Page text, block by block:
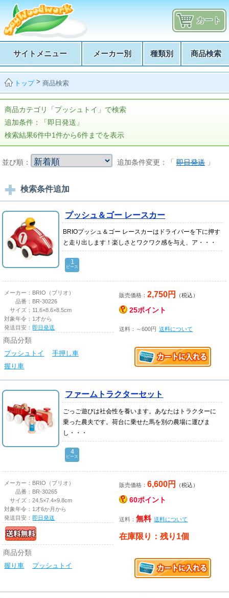
カート
サイトメニュー メーカー別 種類別 商品検索
トップ>商品検索
商品カテゴリ「プッシュトイ」で検索
追加条件：「即日発送」
検索結果6件中1件から6件までを表示
並び順： 追加条件変更：「 即日発送」
検索条件追加
プッシュ＆ゴー レースカー
BRIOプッシュ＆ゴー レースカーはドライバーを下に押す
と走り出します！楽しさとワクワク感を与え、ア・・・
1
ピース
メーカー： BRIO（ブリオ）
品番： BR-30226
サイズ： 11.6×8.6×8.5cm
対象年令： 1才から
発送目安： 即日発送
商品分類
プッシュトイ
手押し車
握り車
販売価格：2,750円 （税込）
25ポイント
送料：～600円 送料について
ファームトラクターセット
ごっご遊びは社会性を養います。あなたはトラクターに
乗った農夫です。荷台に乗せた馬を別の農場に運びま
し・・・
4
ピース
メーカー： BRIO（ブリオ）
品番： BR-30265
サイズ：24.5×7.4×9.8cm
対象年令： 1才6か月から
発送目安：即日発送
商品分類
握り車 プッシュトイ
販売価格：6,600円 （税込）
60ポイント
送料：無料 送料について
在庫限り：残り1個